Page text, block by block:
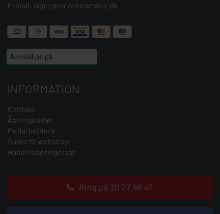
E-mail: lager@smoremanden.dk
INFORMATION
Kontakt
Åbningstider
Medarbejdere
Guide til webshop
Handelsbetingelser
Ring på 30 27 46 47